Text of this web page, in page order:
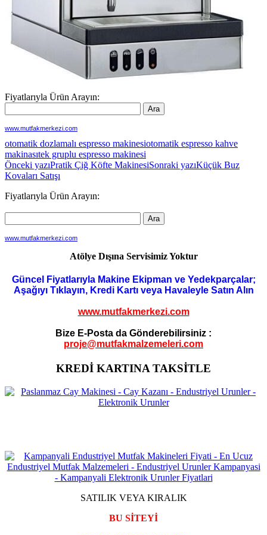
Fiyatlarıyla Ürün Arayın:
www.mutfakmerkezi.com
otomatik dozlamalı espresso makinesiotomatik espresso kahve
makinasıtek gruplu espresso makinesi
Yazı
dolaşımı
Önceki yazıPratik Çiğ Köfte MakinesiSonraki yazıKüçük Buz
Kovaları Satışı
Fiyatlarıyla Ürün Arayın:
www.mutfakmerkezi.com
Atölye Dışına Servisimiz Yoktur
Güncel Fiyatlarıyla Makine Ekipman ve Yedekparçalar;
Aşağıyı Tıklayın, Kredi Kartı veya Havaleyle Satın Alın
www.mutfakmerkezi.com
Bize E-Posta da Gönderebilirsiniz :
proje@mutfakmalzemeleri.com
KREDİ KARTINA TAKSİTLE
SATILIK VEYA KIRALIK
BU SİTEYİ